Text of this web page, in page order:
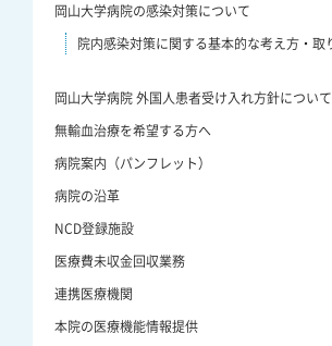
岡山大学病院の感染対策について
院内感染対策に関する基本的な考え方・取
岡山大学病院 外国人患者受け入れ方針について
無輸血治療を希望する方へ
病院案内（パンフレット）
病院の沿革
NCD登録施設
医療費未収金回収業務
連携医療機関
本院の医療機能情報提供